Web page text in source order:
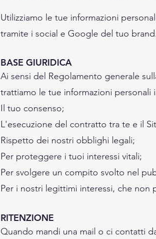
Utilizziamo le tue informazioni
tramite i social e Google del tuo brand.
BASE GIURIDICA
Ai sensi del Regolamento generale
trattiamo le tue informazioni personali
Il tuo consenso;
L'esecuzione del contratto tra te e il
Rispetto dei nostri obblighi legali;
Per proteggere i tuoi interessi vitali;
Per svolgere un compito svolto nel
Per i nostri legittimi interessi, che
RITENZIONE
Quando mandi una mail o ci contatti